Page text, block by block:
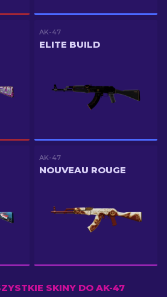
AK-47
ELITE BUILD
AK-47
NOUVEAU ROUGE
SKINY DO AK-47